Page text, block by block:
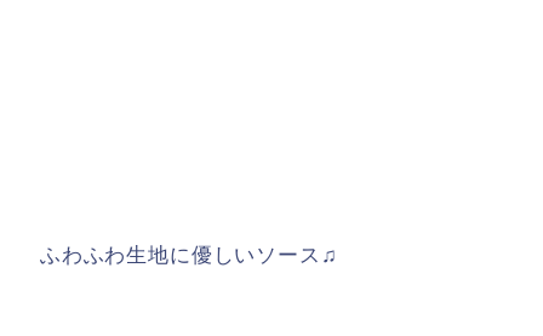
ふわふわ生地に優しいソース♫